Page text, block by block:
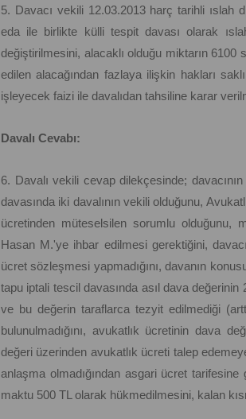
5. Davacı vekili 12.03.2013 harç tarihli ıslah
eda ile birlikte külli tespit davası olarak
değiştirilmesini, alacaklı olduğu miktarın 6100
edilen alacağından fazlaya ilişkin hakları
işleyecek faizi ile davalıdan tahsiline karar
Davalı Cevabı:
6. Davalı vekili cevap dilekçesinde;
davasında iki davalının vekili olduğunu,
ücretinden müteselsilen sorumlu olduğunu,
Hasan M.'ye ihbar edilmesi gerektiğini,
ücret sözleşmesi yapmadığını, davanın
tapu iptali tescil davasında asıl dava
ve bu değerin taraflarca tezyit edilmediği
bulunulmadığını, avukatlık ücretinin dava
değeri üzerinden avukatlık ücreti talep
anlaşma olmadığından asgari ücret
maktu 500 TL olarak hükmedilmesini, kalan